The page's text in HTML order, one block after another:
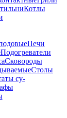
Котлы
Печи
Подогреватели
Сковороды
Столы
су-